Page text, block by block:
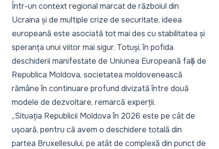
Într-un context regional marcat de războiul din
Ucraina și de multiple crize de securitate, ideea
europeană este asociată tot mai des cu stabilitatea și
speranța unui viitor mai sigur. Totuși, în pofida
deschiderii manifestate de Uniunea Europeană față de
Republica Moldova, societatea moldovenească
rămâne în continuare profund divizată între două
modele de dezvoltare, remarcă experții.
„Situația Republicii Moldova în 2026 este pe cât de
ușoară, pentru că avem o deschidere totală din
partea Bruxellesului, pe atât de complexă din punct de